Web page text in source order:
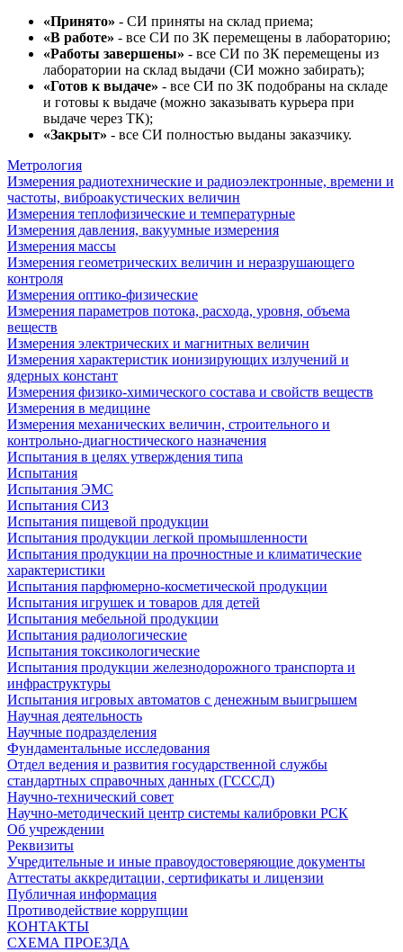
«Принято» - СИ приняты на склад приема;
«В работе» - все СИ по ЗК перемещены в лабораторию;
«Работы завершены» - все СИ по ЗК перемещены из
лаборатории на склад выдачи (СИ можно забирать);
«Готов к выдаче» - все СИ по ЗК подобраны на складе
и готовы к выдаче (можно заказывать курьера при
выдаче через ТК);
«Закрыт» - все СИ полностью выданы заказчику.
Метрология
Измерения радиотехнические и радиоэлектронные, времени и
частоты, виброакустических величин
Измерения теплофизические и температурные
Измерения давления, вакуумные измерения
Измерения массы
Измерения геометрических величин и неразрушающего
контроля
Измерения оптико-физические
Измерения параметров потока, расхода, уровня, объема
веществ
Измерения электрических и магнитных величин
Измерения характеристик ионизирующих излучений и
ядерных констант
Измерения физико-химического состава и свойств веществ
Измерения в медицине
Измерения механических величин, строительного и
контрольно-диагностического назначения
Испытания в целях утверждения типа
Испытания
Испытания ЭМС
Испытания СИЗ
Испытания пищевой продукции
Испытания продукции легкой промышленности
Испытания продукции на прочностные и климатические
характеристики
Испытания парфюмерно-косметической продукции
Испытания игрушек и товаров для детей
Испытания мебельной продукции
Испытания радиологические
Испытания токсикологические
Испытания продукции железнодорожного транспорта и
инфраструктуры
Испытания игровых автоматов с денежным выигрышем
Научная деятельность
Научные подразделения
Фундаментальные исследования
Отдел ведения и развития государственной службы
стандартных справочных данных (ГСССД)
Научно-технический совет
Научно-методический центр системы калибровки РСК
Об учреждении
Реквизиты
Учредительные и иные правоудостоверяющие документы
Аттестаты аккредитации, сертификаты и лицензии
Публичная информация
Противодействие коррупции
КОНТАКТЫ
СХЕМА ПРОЕЗДА